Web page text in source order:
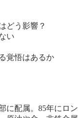
どう影響？
い
覚悟はあるか
に配属。85年にロン